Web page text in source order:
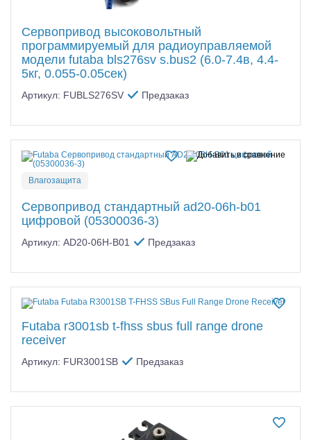
Сервопривод высоковольтный
программируемый для радиоуправляемой
модели futaba bls276sv s.bus2 (6.0-7.4в, 4.4-
5кг, 0.055-0.05сек)
Артикул: FUBLS276SV Предзаказ
Влагозащита
Сервопривод стандартный ad20-06h-b01
цифровой (05300036-3)
Артикул: AD20-06H-B01 Предзаказ
Futaba r3001sb t-fhss sbus full range drone
receiver
Артикул: FUR3001SB Предзаказ